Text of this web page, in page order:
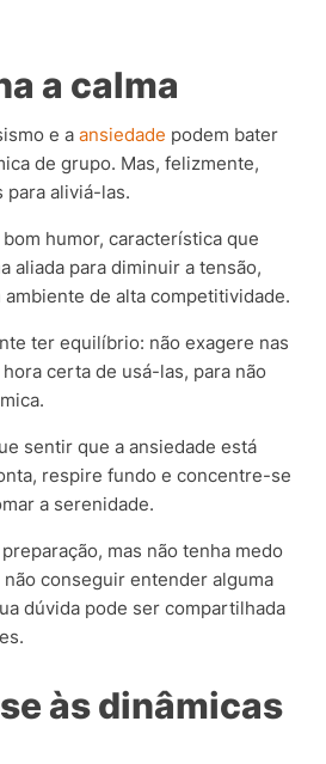
a calma
e a ansiedade podem bater
de grupo. Mas, felizmente,
aliviá-las.
humor, característica que
aliada para diminuir a tensão,
de alta competitividade.
ter equilíbrio: não exagere nas
certa de usá-las, para não
sentir que a ansiedade está
respire fundo e concentre-se
a serenidade.
mas não tenha medo
conseguir entender alguma
dúvida pode ser compartilhada
às dinâmicas